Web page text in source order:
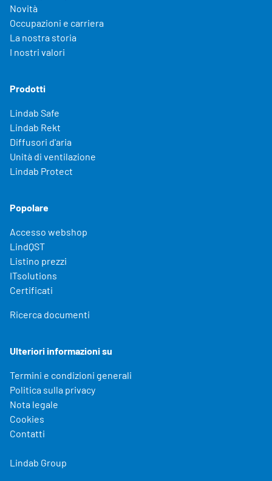
Novità
Occupazioni e carriera
La nostra storia
I nostri valori
Prodotti
Lindab Safe
Lindab Rekt
Diffusori d'aria
Unità di ventilazione
Lindab Protect
Popolare
Accesso webshop
LindQST
Listino prezzi
ITsolutions
Certificati
Ricerca documenti
Ulteriori informazioni su
Termini e condizioni generali
Politica sulla privacy
Nota legale
Cookies
Contatti
Lindab Group